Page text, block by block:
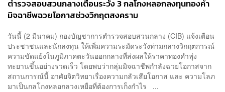
ตำรวจสอบสวนกลางเตือนระวัง 3 กลโกงหลอกลงทุนทองคำ
มิจฉาชีพฉวยโอกาสช่วงวิกฤตสงคราม
วันนี้ (2 มีนาคม) กองบัญชาการตำรวจสอบสวนกลาง (CIB) แจ้งเตือน
ประชาชนและนักลงทุน ให้เพิ่มความระมัดระวังท่ามกลางวิกฤตการณ์
ความขัดแย้งในภูมิภาคตะวันออกกลางที่ส่งผลให้ราคาทองคำพุ่ง
ทะยานขึ้นอย่างรวดเร็ว โดยพบว่ากลุ่มมิจฉาชีพกำลังฉวยโอกาสจาก
สถานการณ์นี้ อาศัยจิตวิทยาเรื่องความกลัวเสียโอกาส และ ความโลภ
มาเป็นกลโกงหลอกลวงเหยื่อที่ต้องการเก็งกำไร ...